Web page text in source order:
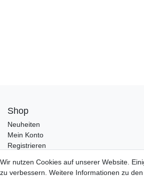
Shop
Neuheiten
Mein Konto
Registrieren
Wir nutzen Cookies auf unserer Website.
zu verbessern. Weitere Informationen zu